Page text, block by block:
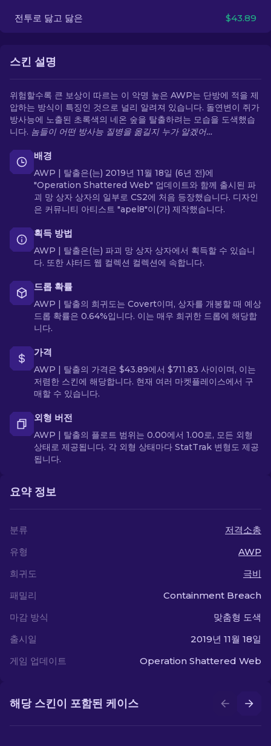
전투로 닳고 닳은 $43.89
스킨 설명
위험할수록 큰 보상이 따르는 이 악명 높은 AWP는 단방에 적을 제
압하는 방식이 특징인 것으로 널리 알려져 있습니다. 돌연변이 쥐가
방사능에 노출된 초록색의 네온 숲을 탈출하려는 모습을 도색했습
니다. 놈들이 어떤 방사능 질병을 옮길지 누가 알겠어…
배경
AWP | 탈출은(는) 2019년 11월 18일 (6년 전)에
"Operation Shattered Web" 업데이트와 함께 출시된 파
괴 망 상자 상자의 일부로 CS2에 처음 등장했습니다. 디자인
은 커뮤니티 아티스트 "apel8"이(가) 제작했습니다.
획득 방법
AWP | 탈출은(는) 파괴 망 상자 상자에서 획득할 수 있습니
다. 또한 샤터드 웹 컬렉션 컬렉션에 속합니다.
드롭 확률
AWP | 탈출의 희귀도는 Covert이며, 상자를 개봉할 때 예상
드롭 확률은 0.64%입니다. 이는 매우 희귀한 드롭에 해당합
니다.
가격
AWP | 탈출의 가격은 $43.89에서 $711.83 사이이며, 이는
저렴한 스킨에 해당합니다. 현재 여러 마켓플레이스에서 구
매할 수 있습니다.
외형 버전
AWP | 탈출의 플로트 범위는 0.00에서 1.00로, 모든 외형
상태로 제공됩니다. 각 외형 상태마다 StatTrak 변형도 제공
됩니다.
요약 정보
분류
저격소총
유형
AWP
희귀도
극비
패밀리
Containment Breach
마감 방식
맞춤형 도색
출시일
2019년 11월 18일
게임 업데이트
Operation Shattered Web
해당 스킨이 포함된 케이스